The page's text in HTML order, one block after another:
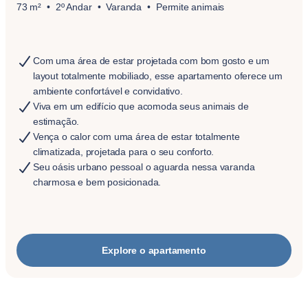
73 m² 2º Andar Varanda Permite animais
Com uma área de estar projetada com bom gosto e um
layout totalmente mobiliado, esse apartamento oferece um
ambiente confortável e convidativo.
Viva em um edifício que acomoda seus animais de
estimação.
Vença o calor com uma área de estar totalmente
climatizada, projetada para o seu conforto.
Seu oásis urbano pessoal o aguarda nessa varanda
charmosa e bem posicionada.
Explore o apartamento